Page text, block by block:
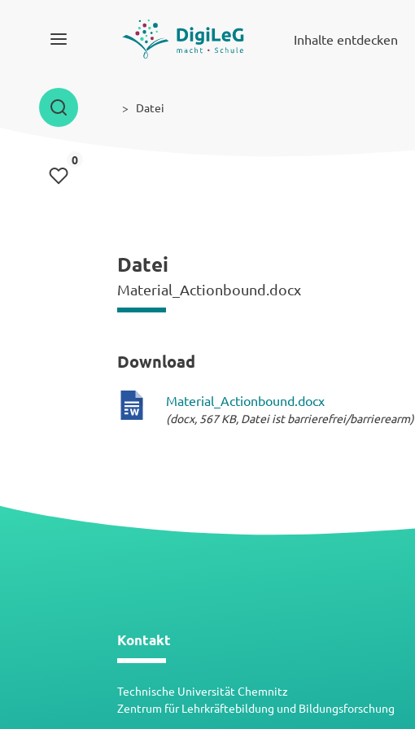
Inhalte entdecken
0Inhalte gemerkt
Datei
Datei
Material_Actionbound.docx
Download
Material_Actionbound.docx
(docx, 567 KB, Datei ist barrierefrei/barrierearm)
Kontakt
Technische Universität Chemnitz
Zentrum für Lehrkräftebildung und Bildungsforschung